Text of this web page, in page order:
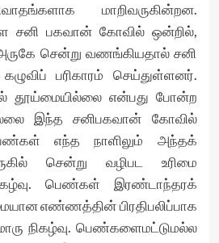
மாறிவருகின்றன.
சனி பகவான் கோவில் ஒன்றில்,
சென்று வணங்கியதால் சனி
பரிகாரம் செய்துள்ளனர்.
தூய்மையில்லை என்பது போன்ற
இந்த சனிபகவான் கோவில்
எந்த நாளிலும் அந்தக்
சென்று வழிபட உரிமை
பெண்கள் இரண்டாந்தரக்
எண்ணத்தின் பிரதிபலிப்பாக
நிகழ்வு. பெண்களைமட்டுமல்ல